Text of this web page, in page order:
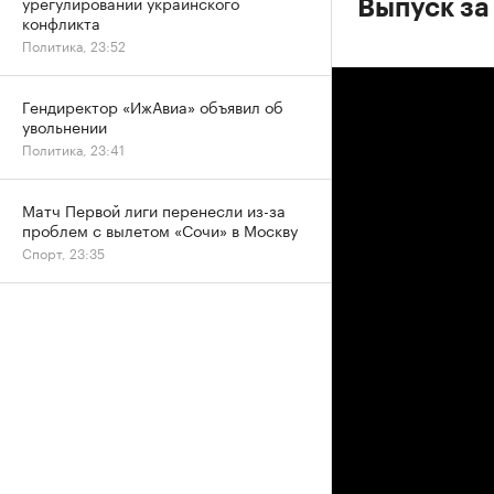
Выпуск
конфликта
Политика, 23:52
Гендиректор «ИжАвиа» объявил об
увольнении
Политика, 23:41
Матч Первой лиги перенесли из-за
проблем с вылетом «Сочи» в Москву
Спорт, 23:35